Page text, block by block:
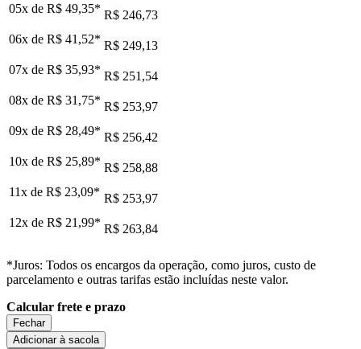
05x de R$ 49,35* R$ 246,73
06x de R$ 41,52* R$ 249,13
07x de R$ 35,93* R$ 251,54
08x de R$ 31,75* R$ 253,97
09x de R$ 28,49* R$ 256,42
10x de R$ 25,89* R$ 258,88
11x de R$ 23,09* R$ 253,97
12x de R$ 21,99* R$ 263,84
*Juros: Todos os encargos da operação, como juros, custo de
parcelamento e outras tarifas estão incluídas neste valor.
Calcular frete e prazo
Fechar
Adicionar à sacola